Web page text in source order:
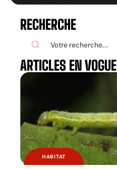
RECHERCHE
ARTICLES EN VOGUE
HABITAT